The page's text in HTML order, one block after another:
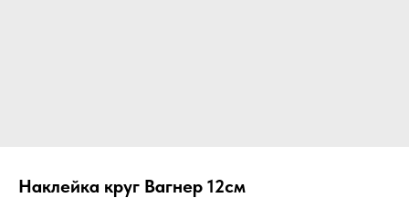
Наклейка круг Вагнер 12см